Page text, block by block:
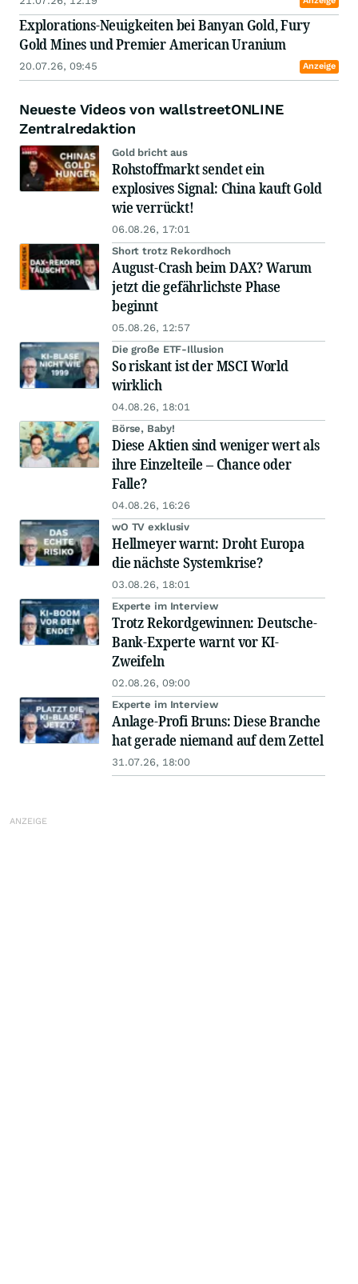
Explorations-Neuigkeiten bei Banyan Gold, Fury
Gold Mines und Premier American Uranium
20.07.26, 09:45 Anzeige
Neueste Videos von wallstreetONLINE
Zentralredaktion
Gold bricht aus
Rohstoffmarkt sendet ein
explosives Signal: China kauft Gold
wie verrückt!
06.08.26, 17:01
Short trotz Rekordhoch
August-Crash beim DAX? Warum
jetzt die gefährlichste Phase
beginnt
05.08.26, 12:57
Die große ETF-Illusion
So riskant ist der MSCI World
wirklich
04.08.26, 18:01
Börse, Baby!
Diese Aktien sind weniger wert als
ihre Einzelteile – Chance oder
Falle?
04.08.26, 16:26
wO TV exklusiv
Hellmeyer warnt: Droht Europa
die nächste Systemkrise?
03.08.26, 18:01
Experte im Interview
Trotz Rekordgewinnen: Deutsche-
Bank-Experte warnt vor KI-
Zweifeln
02.08.26, 09:00
Experte im Interview
Anlage-Profi Bruns: Diese Branche
hat gerade niemand auf dem Zettel
31.07.26, 18:00